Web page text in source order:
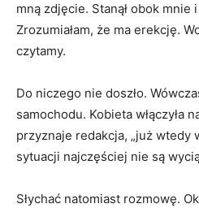
mną zdjęcie. Stanął obok mnie
Zrozumiałam, że ma erekcję.
czytamy.
Do niczego nie doszło.
samochodu. Kobieta włączyła
przyznaje redakcja, „już wtedy
sytuacji najczęściej nie są
Słychać natomiast rozmowę.